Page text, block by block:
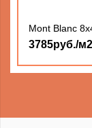
Mont Blanc
3785руб./м2